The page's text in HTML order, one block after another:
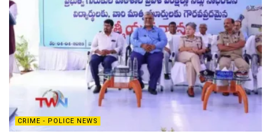
CRIME - POLICE NEWS